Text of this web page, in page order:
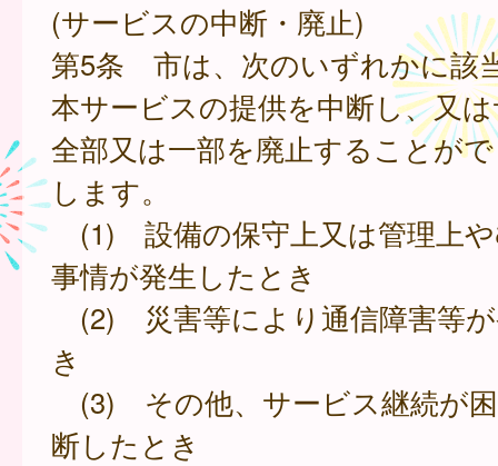
(サービスの中断・廃止)
第5条 市は、次のいずれかに該
本サービスの提供を中断し、又
全部又は一部を廃止することが
します。
(1) 設備の保守上又は管理上
事情が発生したとき
(2) 災害等により通信障害等
き
(3) その他、サービス継続が
断したとき